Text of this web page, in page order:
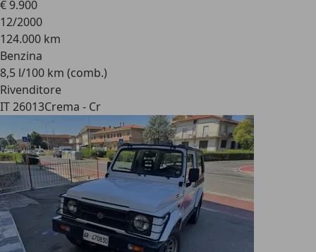
€ 9.900
12/2000
124.000 km
Benzina
8,5 l/100 km (comb.)
Rivenditore
IT 26013Crema - Cr